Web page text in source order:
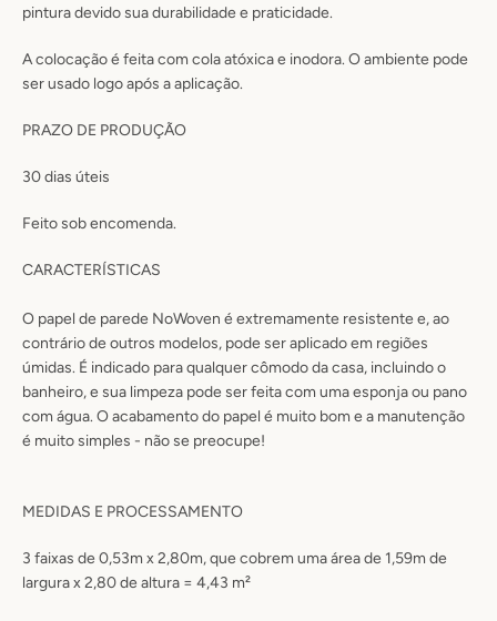
pintura devido sua durabilidade e praticidade.
A colocação é feita com cola atóxica e inodora. O ambiente pode
ser usado logo após a aplicação.
PRAZO DE PRODUÇÃO
30dias úteis
Feito sob encomenda.
CARACTERÍSTICAS
O papel de parede NoWoven é extremamente resistente e, ao
contrário de outros modelos, pode ser aplicado em regiões
úmidas. É indicado para qualquer cômodo da casa, incluindo o
banheiro, e sua limpeza pode ser feita com uma esponja ou pano
com água. O acabamento do papel é muito bom e a manutenção
é muito simples - não se preocupe!
MEDIDAS E PROCESSAMENTO
3 faixas de 0,53m x 2,80m, que cobrem uma área de 1,59m de
largura x 2,80 de altura = 4,43 m²